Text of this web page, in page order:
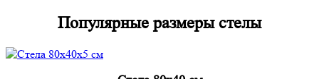
Популярные размеры стелы